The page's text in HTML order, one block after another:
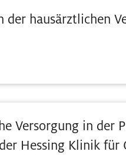
hausärztlichen
Versorgung in der
Hessing Klinik für